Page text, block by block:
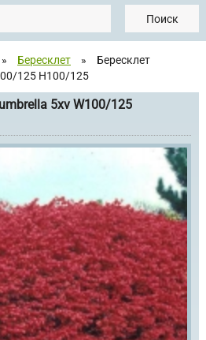
Поиск
» Бересклет »
Бересклет
125 H100/125
5xv W100/125